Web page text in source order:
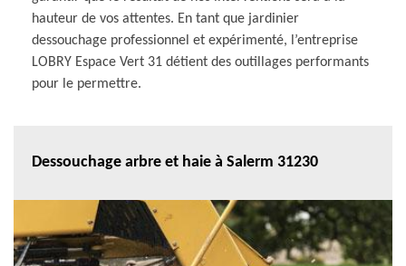
hauteur de vos attentes. En tant que jardinier
dessouchage professionnel et expérimenté, l’entreprise
LOBRY Espace Vert 31 détient des outillages performants
pour le permettre.
Dessouchage arbre et haie à Salerm 31230